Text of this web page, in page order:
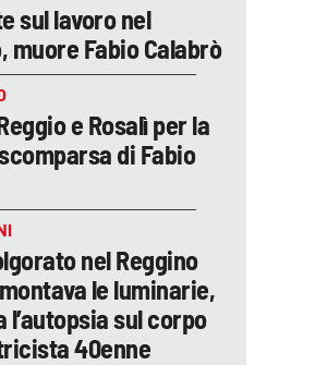
sul lavoro nel
muore Fabio Calabrò
e Rosalì per la
di Fabio
nel Reggino
le luminarie,
l’autopsia sul corpo
40enne